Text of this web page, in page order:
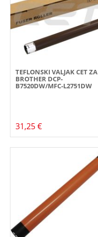
TEFLONSKI VALJAK CET ZA
BROTHER DCP-
B7520DW/MFC-L2751DW
31,25 €